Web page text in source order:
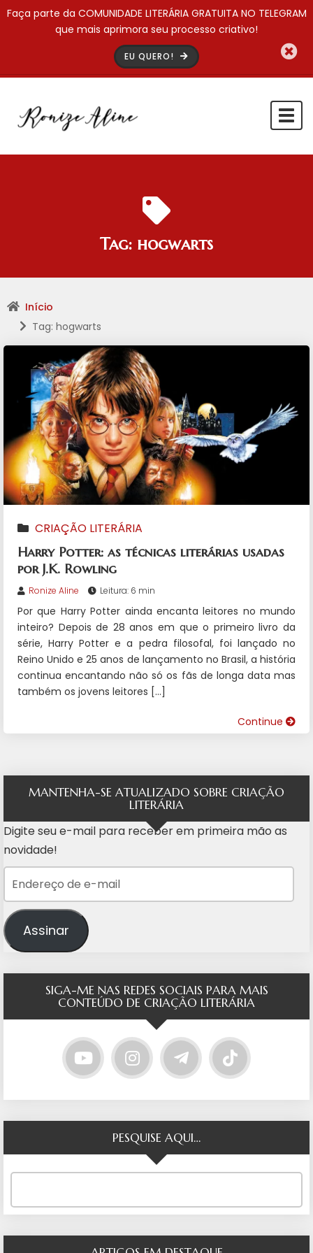
Faça parte da COMUNIDADE LITERÁRIA GRATUITA NO TELEGRAM
que mais aprimora seu processo criativo!
EU QUERO!
Tag: hogwarts
Início
Tag: hogwarts
CRIAÇÃO LITERÁRIA
Harry Potter: as técnicas literárias usadas
por J.K. Rowling
Ronize Aline Leitura: 6 min
Por que Harry Potter ainda encanta leitores no mundo
inteiro? Depois de 28 anos em que o primeiro livro da
série, Harry Potter e a pedra filosofal, foi lançado no
Reino Unido e 25 anos de lançamento no Brasil, a história
continua encantando não só os fãs de longa data mas
também os jovens leitores […]
Continue
MANTENHA-SE ATUALIZADO SOBRE CRIAÇÃO
LITERÁRIA
Digite seu e-mail para receber em primeira mão as
novidade!
Assinar
SIGA-ME NAS REDES SOCIAIS PARA MAIS
CONTEÚDO DE CRIAÇÃO LITERÁRIA
PESQUISE AQUI…